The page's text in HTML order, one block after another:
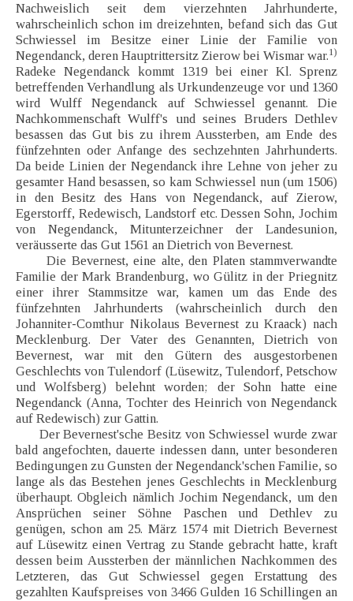
Nachweislich seit dem vierzehnten Jahrhunderte,
wahrscheinlich schon im dreizehnten, befand sich das Gut
Schwiessel im Besitze einer Linie der Familie von
Negendanck, deren Hauptrittersitz Zierow bei Wismar war.1)
Radeke Negendanck kommt 1319 bei einer Kl. Sprenz
betreffenden Verhandlung als Urkundenzeuge vor und 1360
wird Wulff Negendanck auf Schwiessel genannt. Die
Nachkommenschaft Wulff's und seines Bruders Dethlev
besassen das Gut bis zu ihrem Aussterben, am Ende des
fünfzehnten oder Anfange des sechzehnten Jahrhunderts.
Da beide Linien der Negendanck ihre Lehne von jeher zu
gesamter Hand besassen, so kam Schwiessel nun (um 1506)
in den Besitz des Hans von Negendanck, auf Zierow,
Egerstorff, Redewisch, Landstorf etc. Dessen Sohn, Jochim
von Negendanck, Mitunterzeichner der Landesunion,
veräusserte das Gut 1561 an Dietrich von Bevernest.
Die Bevernest, eine alte, den Platen stammverwandte
Familie der Mark Brandenburg, wo Gülitz in der Priegnitz
einer ihrer Stammsitze war, kamen um das Ende des
fünfzehnten Jahrhunderts (wahrscheinlich durch den
Johanniter-Comthur Nikolaus Bevernest zu Kraack) nach
Mecklenburg. Der Vater des Genannten, Dietrich von
Bevernest, war mit den Gütern des ausgestorbenen
Geschlechts von Tulendorf (Lüsewitz, Tulendorf, Petschow
und Wolfsberg) belehnt worden; der Sohn hatte eine
Negendanck (Anna, Tochter des Heinrich von Negendanck
auf Redewisch) zur Gattin.
Der Bevernest'sche Besitz von Schwiessel wurde zwar
bald angefochten, dauerte indessen dann, unter besonderen
Bedingungen zu Gunsten der Negendanck'schen Familie, so
lange als das Bestehen jenes Geschlechts in Mecklenburg
überhaupt. Obgleich nämlich Jochim Negendanck, um den
Ansprüchen seiner Söhne Paschen und Dethlev zu
genügen, schon am 25. März 1574 mit Dietrich Bevernest
auf Lüsewitz einen Vertrag zu Stande gebracht hatte, kraft
dessen beim Aussterben der männlichen Nachkommen des
Letzteren, das Gut Schwiessel gegen Erstattung des
gezahlten Kaufspreises von 3466 Gulden 16 Schillingen an